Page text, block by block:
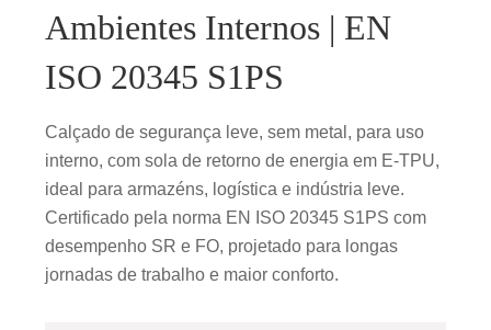
Ambientes Internos | EN
ISO 20345 S1PS
Calçado de segurança leve, sem metal, para uso
interno, com sola de retorno de energia em E-TPU,
ideal para armazéns, logística e indústria leve.
Certificado pela norma EN ISO 20345 S1PS com
desempenho SR e FO, projetado para longas
jornadas de trabalho e maior conforto.